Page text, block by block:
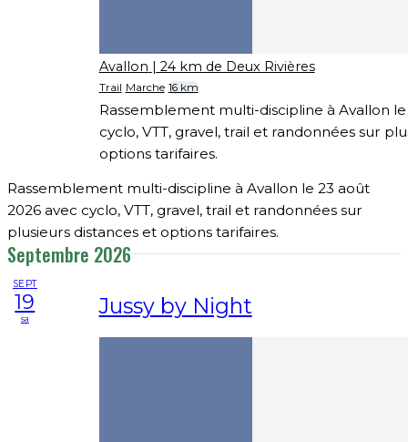
Avallon | 24 km de Deux Rivières
Trail Marche 16 km
Rassemblement multi-discipline à Avallon
cyclo, VTT, gravel, trail et randonnées sur
options tarifaires.
Rassemblement multi-discipline à Avallon le 23 août
2026 avec cyclo, VTT, gravel, trail et randonnées sur
plusieurs distances et options tarifaires.
Septembre 2026
SEPT
19
sa Jussy by Night